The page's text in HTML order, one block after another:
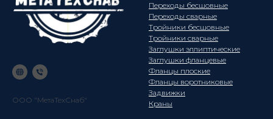
ООО "МетаТехСнаб"
Переходы бесшовные
Переходы сварные
Тройники бесшовные
Тройники сварные
Заглушки эллиптические
Заглушки фланцевые
Фланцы плоские
Фланцы воротниковые
Задвижки
Краны